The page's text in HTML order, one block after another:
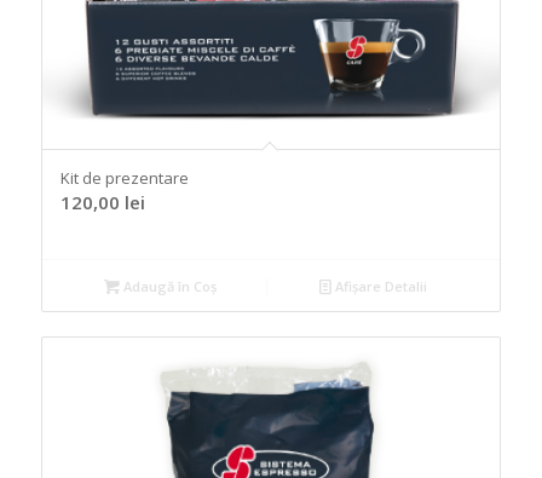
Kit de prezentare
120,00 lei
Adaugă în Coș Afișare Detalii